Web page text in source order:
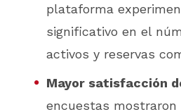
plataforma
significativo en el
activos y reservas
Mayor satisfacción
encuestas mostraron